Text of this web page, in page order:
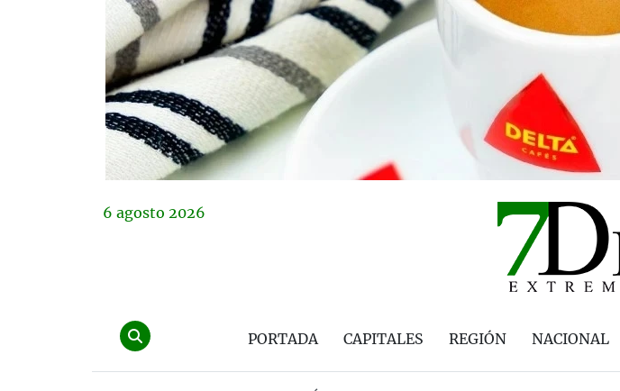
6 agosto 2026
PORTADA CAPITALES REGIÓN NACIONAL